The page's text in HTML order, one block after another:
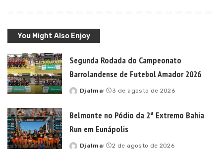
You Might Also Enjoy
Segunda Rodada do Campeonato
Barrolandense de Futebol Amador 2026
Posted
Djalma 3 de agosto de 2026
Belmonte no Pódio da 2ª Extremo Bahia
Run em Eunápolis
Posted
Djalma 2 de agosto de 2026